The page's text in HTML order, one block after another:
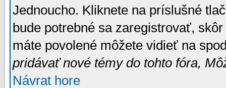
Jednoucho. Kliknete na príslušné
bude potrebné sa zaregistrovať,
máte povolené môžete vidieť na
pridávať nové témy do tohto fóra,
Návrat hore